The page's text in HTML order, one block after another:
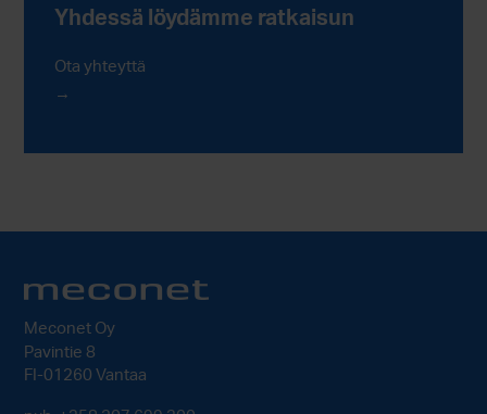
Yhdessä löydämme ratkaisun
Ota yhteyttä
Meconet Oy
Pavintie 8
FI-01260 Vantaa